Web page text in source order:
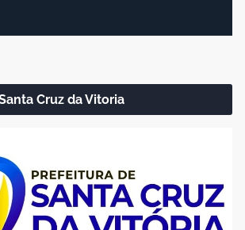
Cruz da Vitoria